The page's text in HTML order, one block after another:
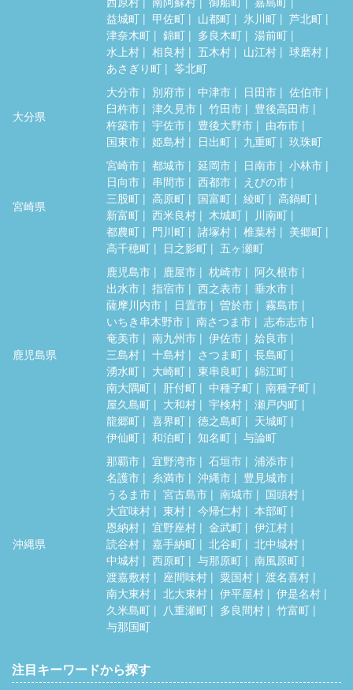
益城町
甲佐町 山都町 氷川町
芦北町
津奈木町
錦町 多良木町
湯前町
水上村
相良村 五木村 山江村
球磨村
あさぎり町
苓北町
大分県
大分市 別府市 中津市 日田市
佐伯市
臼杵市
津久見市 竹田市
豊後高田市
杵築市
宇佐市 豊後大野市
由布市
国東市
姫島村 日出町 九重町 玖珠町
宮崎県
宮崎市 都城市 延岡市 日南市
小林市
日向市
串間市 西都市
えびの市
三股町
高原町 国富町 綾町
高鍋町
新富町
西米良村 木城町
川南町
都農町
門川町 諸塚村 椎葉村
美郷町
高千穂町
日之影町 五ヶ瀬町
鹿児島県
鹿児島市 鹿屋市 枕崎市
阿久根市
出水市
指宿市 西之表市
垂水市
薩摩川内市
日置市 曽於市
霧島市
いちき串木野市
南さつま市
志布志市
奄美市
南九州市 伊佐市
姶良市
三島村
十島村 さつま町
長島町
湧水町
大崎町 東串良町
錦江町
南大隅町
肝付町 中種子町
南種子町
屋久島町
大和村 宇検村
瀬戸内町
龍郷町
喜界町 徳之島町
天城町
伊仙町
和泊町 知名町 与論町
沖縄県
那覇市 宜野湾市 石垣市
浦添市
名護市
糸満市 沖縄市
豊見城市
うるま市
宮古島市 南城市
国頭村
大宜味村
東村 今帰仁村
本部町
恩納村
宜野座村 金武町
伊江村
読谷村
嘉手納町 北谷町
北中城村
中城村
西原町 与那原町
南風原町
渡嘉敷村
座間味村 粟国村
渡名喜村
南大東村
北大東村 伊平屋村
伊是名村
久米島町
八重瀬町 多良間村
竹富町
与那国町
注目キーワードから探す